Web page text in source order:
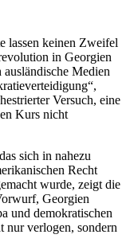
lassen keinen Zweifel
in Georgien
ausländische Medien
Versuch, eine
Kurs nicht
sich in nahezu
Recht
wurde, zeigt die
Georgien
und demokratischen
verlogen, sondern